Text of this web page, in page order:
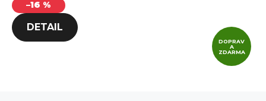
DOPRAV
A
ZDARMA
–16 %
DETAIL